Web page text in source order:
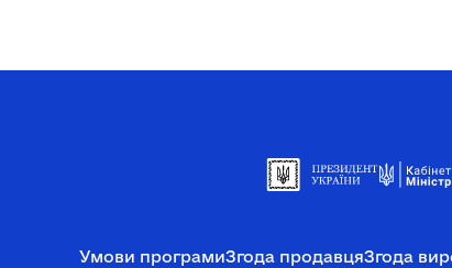
Умови програмиЗгода продавцяЗгода